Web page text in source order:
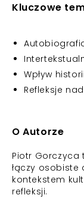
Kluczowe
Wpływ
Refleksje
O Autorze
Piotr
łączy osobiste
kontekstem
refleksji.